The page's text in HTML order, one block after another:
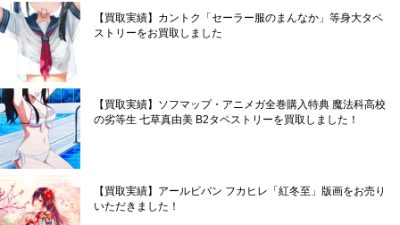
【買取実績】カントク「セーラー服のまんなか」等身大タペ
ストリーをお買取しました
【買取実績】ソフマップ・アニメガ全巻購入特典 魔法科高校
の劣等生 七草真由美 B2タペストリーを買取しました！
【買取実績】アールビバン フカヒレ「紅冬至」版画をお売り
いただきました！